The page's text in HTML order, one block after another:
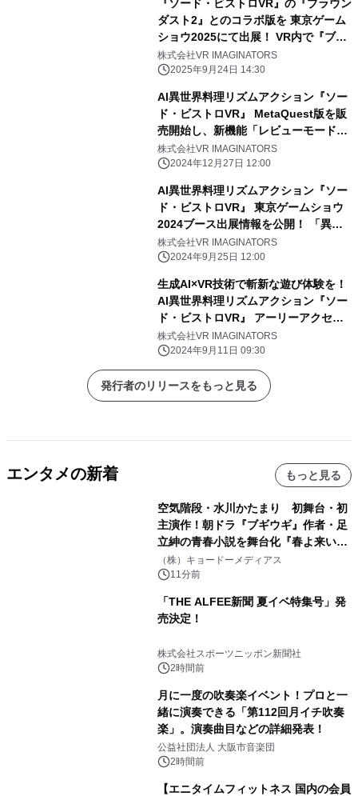
『ソード・ビストロVR』の『ブラウン
ダスト2』とのコラボ版を 東京ゲーム
ショウ2025にて出展！ VR内で『ブラ
ウンダスト2』のキャラクター達と会
える！
株式会社VR IMAGINATORS
2025年9月24日 14:30
AI異世界料理リズムアクション『ソー
ド・ビストロVR』 MetaQuest版を販
売開始し、新機能「レビューモード」
を追加！ ～年末年始キャンペーンで
「天下一美食武道会」も開催！～
株式会社VR IMAGINATORS
2024年12月27日 12:00
AI異世界料理リズムアクション『ソー
ド・ビストロVR』 東京ゲームショウ
2024ブース出展情報を公開！ 「異世
界料理フォト展示」や「伝説の剣・引
き抜き体験」など
株式会社VR IMAGINATORS
2024年9月25日 12:00
生成AI×VR技術で斬新な遊び体験を！
AI異世界料理リズムアクション『ソー
ド・ビストロVR』 アーリーアクセス
版を「SteamVR」にて販売開始！
株式会社VR IMAGINATORS
2024年9月11日 09:30
発行者のリリースをもっと見る
エンタメの新着 もっと見る
空気階段・水川かたまり 初舞台・初
主演作！朝ドラ『ブギウギ』作者・足
立紳の青春小説を舞台化『春よ来い、
マジで来い』キービジュアル解禁！
（株）キョードーメディアス
11分前
「THE ALFEE新聞 夏イベ特集号」発
売決定！
株式会社スポーツニッポン新聞社
2時間前
月に一度の吹奏楽イベント！プロと一
緒に演奏できる「第112回月イチ吹奏
楽」。演奏曲目などの詳細発表！
公益社団法人 大阪市音楽団
2時間前
【エニタイムフィットネス 国内の会員